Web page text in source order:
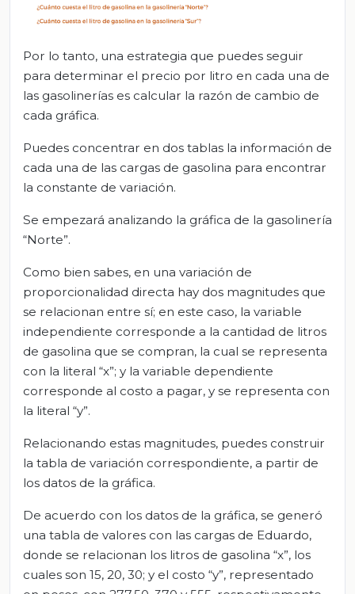
Por lo tanto, una estrategia que puedes seguir
para determinar el precio por litro en cada una de
las gasolinerías es calcular la razón de cambio de
cada gráfica.
Puedes concentrar en dos tablas la información de
cada una de las cargas de gasolina para encontrar
la constante de variación.
Se empezará analizando la gráfica de la gasolinería
“Norte”.
Como bien sabes, en una variación de
proporcionalidad directa hay dos magnitudes que
se relacionan entre sí; en este caso, la variable
independiente corresponde a la cantidad de litros
de gasolina que se compran, la cual se representa
con la literal “x”; y la variable dependiente
corresponde al costo a pagar, y se representa con
la literal “y”.
Relacionando estas magnitudes, puedes construir
la tabla de variación correspondiente, a partir de
los datos de la gráfica.
De acuerdo con los datos de la gráfica, se generó
una tabla de valores con las cargas de Eduardo,
donde se relacionan los litros de gasolina “x”, los
cuales son 15, 20, 30; y el costo “y”, representado